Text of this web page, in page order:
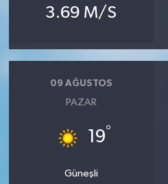
3.69 M/S
09 AĞUSTOS
PAZAR
19°
Güneşli